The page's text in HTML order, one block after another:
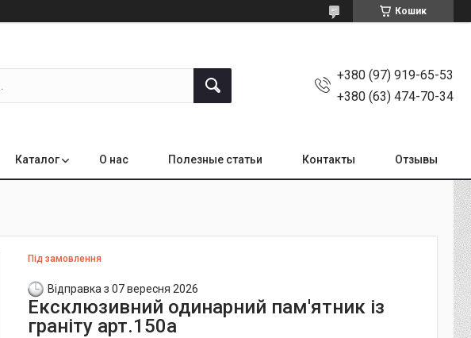
Кошик
+380 (97) 919-65-53
+380 (63) 474-70-34
Каталог О нас Полезные статьи Контакты Отзывы
Під замовлення
Відправка з 07 вересня 2026
Ексклюзивний одинарний пам'ятник із
граніту арт.150а